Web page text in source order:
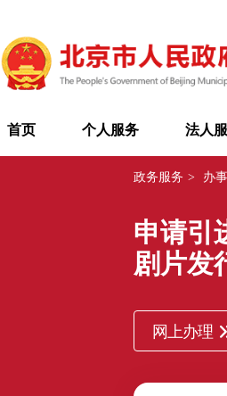
首页 个人服务 法人
政务服务 > 办
申请引
剧片发
网上办理